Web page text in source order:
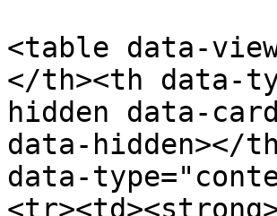
<table data-
</th><th data-
hidden data-
data-hidden></
data-